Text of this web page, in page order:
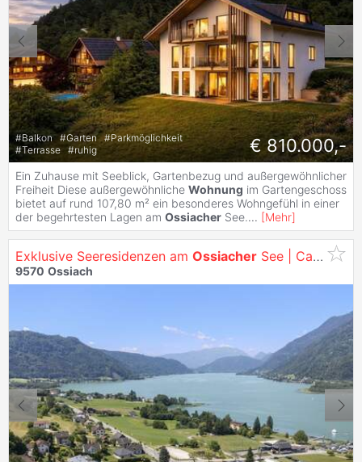
#Balkon #Garten #Parkmöglichkeit
#Terrasse #ruhig € 810.000,-
Ein Zuhause mit Seeblick, Gartenbezug und außergewöhnlicher
Freiheit Diese außergewöhnliche Wohnung im Gartengeschoss
bietet auf rund 107,80 m² ein besonderes Wohngefühl in einer
der begehrtesten Lagen am Ossiacher See.... [Mehr]
Exklusive Seeresidenzen am Ossiacher See | Ca. 107 - 136 m² | Seltene Zweitwohnsitzwidmung | Beeindruckender Panoramablick
9570 Ossiach